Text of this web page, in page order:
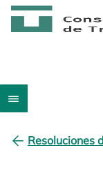
Resoluciones